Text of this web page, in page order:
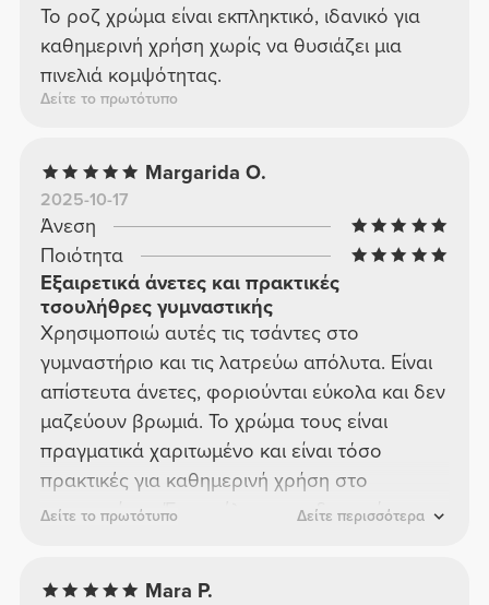
Το ροζ χρώμα είναι εκπληκτικό, ιδανικό για
καθημερινή χρήση χωρίς να θυσιάζει μια
πινελιά κομψότητας.
Δείτε το πρωτότυπο
Margarida O.
2025-10-17
Άνεση
Ποιότητα
Εξαιρετικά άνετες και πρακτικές
τσουλήθρες γυμναστικής
Χρησιμοποιώ αυτές τις τσάντες στο
γυμναστήριο και τις λατρεύω απόλυτα. Είναι
απίστευτα άνετες, φοριούνται εύκολα και δεν
μαζεύουν βρωμιά. Το χρώμα τους είναι
πραγματικά χαριτωμένο και είναι τόσο
πρακτικές για καθημερινή χρήση στο
γυμναστήριο. Ένας τέλειος συνδυασμός
Δείτε το πρωτότυπο Δείτε περισσότερα
Mara P.